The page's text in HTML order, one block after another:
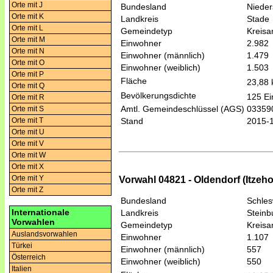
Orte mit J
Orte mit K
Orte mit L
Orte mit M
Orte mit N
Orte mit O
Orte mit P
Orte mit Q
Orte mit R
Orte mit S
Orte mit T
Orte mit U
Orte mit V
Orte mit W
Orte mit X
Orte mit Y
Orte mit Z
Internationale
Vorwahlen
Auslandsvorwahlen
Türkei
Österreich
Italien
Bundesland
Landkreis
Stade
Gemeindetyp
Einwohner
2.982
Einwohner (männlich)
1.479
Einwohner (weiblich)
1.503
Fläche
23,88
Bevölkerungsdichte
125
Amtl. Gemeindeschlüssel (AGS)
Stand
2015-
Vorwahl 04821 - Oldendorf
Bundesland
Landkreis
Gemeindetyp
Einwohner
1.107
Einwohner (männlich)
557
Einwohner (weiblich)
550